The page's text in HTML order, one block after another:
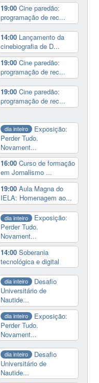
19:00Cine paredão:
programação de rec...
14:00 Lançamento da
cinebiografia de D...
19:00Cine paredão:
programação de rec...
19:00Cine paredão:
programação de rec...
dia inteiro
Exposição:
Perder Tudo.
Novament...
16:00Curso de formação
em Jornalismo ...
19:00Aula Magna do
IELA: Homenagem ao...
dia inteiro
Exposição:
Perder Tudo.
Novament...
14:00Soberania
tecnológica e digital
dia inteiro
Desafio
Universitário de
Nautide...
dia inteiro
Exposição:
Perder Tudo.
Novament...
dia inteiro
Desafio
Universitário de
Nautide...